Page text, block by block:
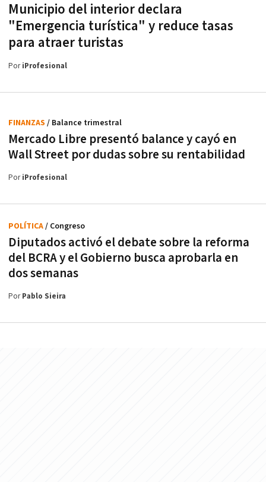
Municipio del interior declara
"Emergencia turística" y reduce tasas
para atraer turistas
PoriProfesional
Mercado Libre presentó balance y cayó en
Wall Street por dudas sobre su rentabilidad
FINANZAS / Balance trimestral
PoriProfesional
Diputados activó el debate sobre la reforma
del BCRA y el Gobierno busca aprobarla en
dos semanas
POLÍTICA/ Congreso
PorPablo Sieira